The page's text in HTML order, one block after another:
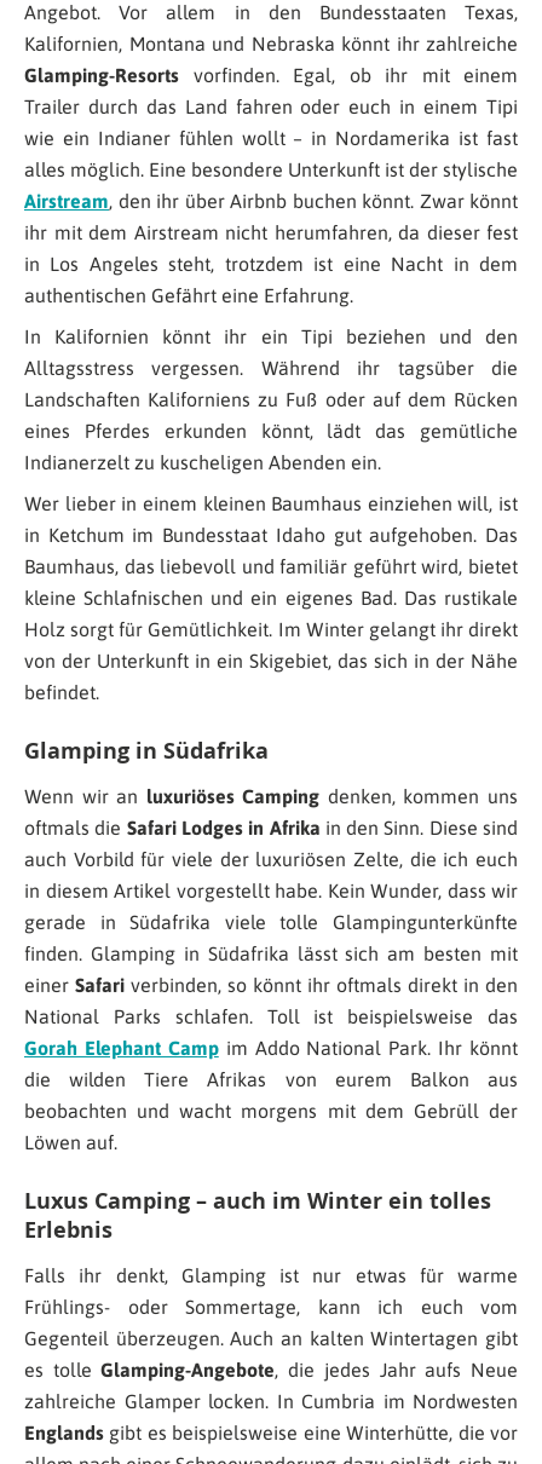
Angebot. Vor allem in den Bundesstaaten Texas,
Kalifornien, Montana und Nebraska könnt ihr zahlreiche
Glamping-Resorts vorfinden. Egal, ob ihr mit einem
Trailer durch das Land fahren oder euch in einem Tipi
wie ein Indianer fühlen wollt – in Nordamerika ist fast
alles möglich. Eine besondere Unterkunft ist der stylische
Airstream, den ihr über Airbnb buchen könnt. Zwar könnt
ihr mit dem Airstream nicht herumfahren, da dieser fest
in Los Angeles steht, trotzdem ist eine Nacht in dem
authentischen Gefährt eine Erfahrung.
In Kalifornien könnt ihr ein Tipi beziehen und den
Alltagsstress vergessen. Während ihr tagsüber die
Landschaften Kaliforniens zu Fuß oder auf dem Rücken
eines Pferdes erkunden könnt, lädt das gemütliche
Indianerzelt zu kuscheligen Abenden ein.
Wer lieber in einem kleinen Baumhaus einziehen will, ist
in Ketchum im Bundesstaat Idaho gut aufgehoben. Das
Baumhaus, das liebevoll und familiär geführt wird, bietet
kleine Schlafnischen und ein eigenes Bad. Das rustikale
Holz sorgt für Gemütlichkeit. Im Winter gelangt ihr direkt
von der Unterkunft in ein Skigebiet, das sich in der Nähe
befindet.
Glamping in Südafrika
Wenn wir an luxuriöses Camping denken, kommen uns
oftmals die Safari Lodges in Afrika in den Sinn. Diese sind
auch Vorbild für viele der luxuriösen Zelte, die ich euch
in diesem Artikel vorgestellt habe. Kein Wunder, dass wir
gerade in Südafrika viele tolle Glampingunterkünfte
finden. Glamping in Südafrika lässt sich am besten mit
einer Safari verbinden, so könnt ihr oftmals direkt in den
National Parks schlafen. Toll ist beispielsweise das
Gorah Elephant Campim Addo National Park. Ihr könnt
die wilden Tiere Afrikas von eurem Balkon aus
beobachten und wacht morgens mit dem Gebrüll der
Löwen auf.
Luxus Camping – auch im Winter ein tolles
Erlebnis
Falls ihr denkt, Glamping ist nur etwas für warme
Frühlings- oder Sommertage, kann ich euch vom
Gegenteil überzeugen. Auch an kalten Wintertagen gibt
es tolleGlamping-Angebote, die jedes Jahr aufs Neue
zahlreiche Glamper locken. In Cumbria im Nordwesten
Englands gibt es beispielsweise eine Winterhütte, die vor